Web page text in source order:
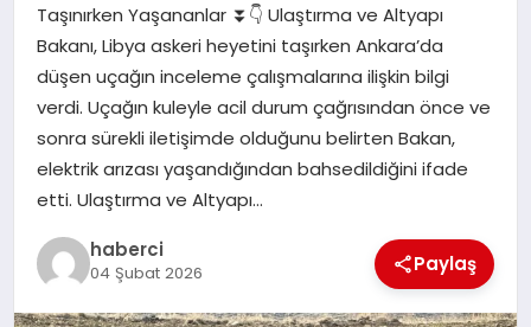
SIYASET
SPOR
TEKNOLOJI
YAŞAM
Taşınırken Yaşananlar ⏬👇 Ulaştırma ve Altyapı
Bakanı, Libya askeri heyetini taşırken Ankara’da
düşen uçağın inceleme çalışmalarına ilişkin bilgi
verdi. Uçağın kuleyle acil durum çağrısından önce ve
sonra sürekli iletişimde olduğunu belirten Bakan,
elektrik arızası yaşandığından bahsedildiğini ifade
etti. Ulaştırma ve Altyapı…
haberci
04 Şubat 2026 Paylaş